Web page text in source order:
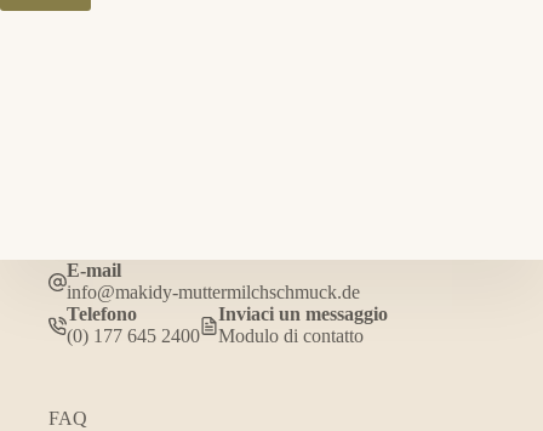
E-mail
info@makidy-muttermilchschmuck.de
Telefono
(0) 177 645 2400
Inviaci un messaggio
Modulo di contatto
FAQ